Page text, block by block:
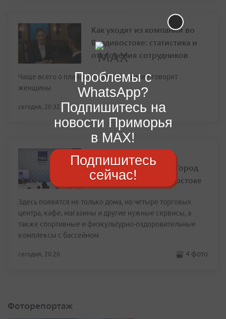
Как уходят из компаний во
Владивостоке: статистика и
откровения сотрудников
Чаще всего о планах уволиться заранее говорят
женщины
сегодня, 20:32
Речной парк, школы и
дороги: каким будет «Город
Заметный» во Владивостоке
Здесь появятся не только дома, но четыре торговых
центра, кафе, магазины и другие нужные сервисы, а
также спортивные и физкультурно-оздоровительные
комплексы с бассейном
сегодня, 20:20 4 фото
Фоторепортаж
Проблемы с
WhatsApp?
Подпишитесь на
новости Приморья
в MAX!
Подпишитесь
сейчас!